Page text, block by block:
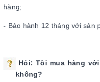
hàng;
- Bảo hành 12 tháng với sản
Hỏi: Tôi mua hàng
không?